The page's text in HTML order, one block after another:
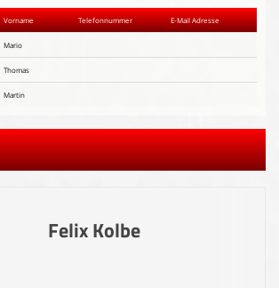
Vorname Telefon​nummer E-Mail Adresse
Mario
Thomas
Martin
Felix Kolbe